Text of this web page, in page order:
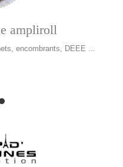
ampliroll
encombrants, DEEE ...